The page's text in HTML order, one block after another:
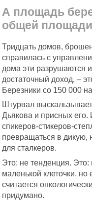
А площадь
общей площади
Тридцать домов,
справилась с
дома эти разрушаются
достаточный доход, –
Березники со 150 000
Штурвал
Дьякова и присных его.
спикеров-стикеров-
превращаться в дикую,
для сталкеров.
Это: не тенденция.
маленькой клеточки,
считается
придумано.